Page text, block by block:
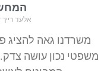
המחשב
אלעד רייך עורך
גאה להציג פסק
נכון עושה צדק.